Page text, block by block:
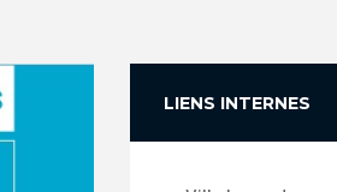
LIENS INTERNES